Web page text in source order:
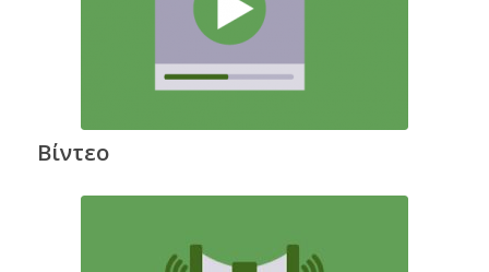
Βίντεο